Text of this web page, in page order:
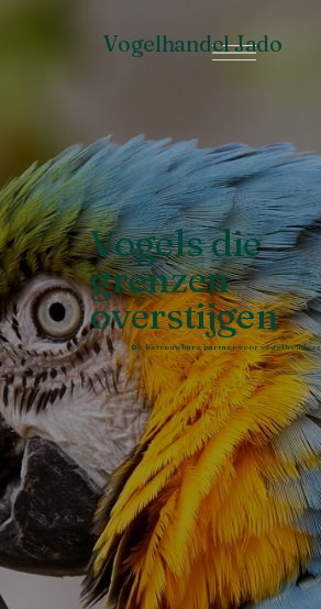
Vogelhandel Jado
Vogels die
grenzen
overstijgen
De betrouwbare partner voor vogelhouders